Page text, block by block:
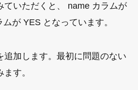
ていただくと、 name カラムが
が YES となっています。
追加します。最初に問題のない
す。